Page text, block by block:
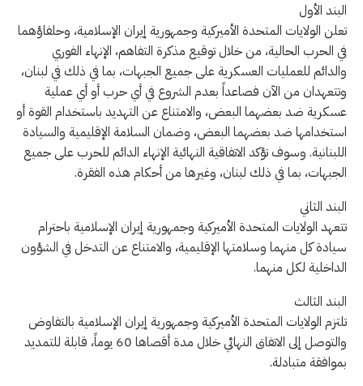
البند الأول
تعلن الولايات المتحدة الأميركية وجمهورية إيران الإسلامية، وحلفاؤهما
في الحرب الحالية، من خلال توقيع مذكرة التفاهم، الإنهاء الفوري
والدائم للعمليات العسكرية على جميع الجبهات، بما في ذلك في لبنان،
وتتعهدان من الآن فصاعداً بعدم الشروع في أي حرب أو أي عملية
عسكرية ضد بعضهما البعض، والامتناع عن التهديد باستخدام القوة أو
استخدامها ضد بعضهما البعض، وضمان السلامة الإقليمية والسيادة
اللبنانية. وسوف تؤكد الاتفاقية النهائية الإنهاء الدائم للحرب على جميع
الجبهات، بما في ذلك لبنان، وغيرها من أحكام هذه الفقرة.
البند الثاني
تتعهد الولايات المتحدة الأميركية وجمهورية إيران الإسلامية باحترام
سيادة كل منهما وسلامتها الإقليمية، والامتناع عن التدخل في الشؤون
الداخلية لكل منهما.
البند الثالث
تلتزم الولايات المتحدة الأميركية وجمهورية إيران الإسلامية بالتفاوض
والتوصل إلى الاتفاق النهائي خلال مدة أقصاها 60 يوماً، قابلة للتمديد
بموافقة متبادلة.